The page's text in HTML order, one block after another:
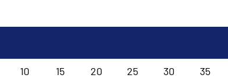
10 15 20 25 30 35